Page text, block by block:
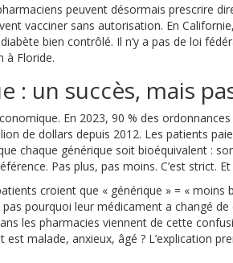
peuvent désormais prescrire
vacciner sans autorisation. En
bien contrôlé. Il n’y a pas de loi
à Floride.
: un succès, mais
En 2023, 90 % des
de dollars depuis 2012. Les patients
chaque générique soit bioéquivalent :
Pas plus, pas moins. C’est strict.
croient que « générique » = « moins
pourquoi leur médicament a changé
les pharmacies viennent de cette
malade, anxieux, âgé ? L’explication